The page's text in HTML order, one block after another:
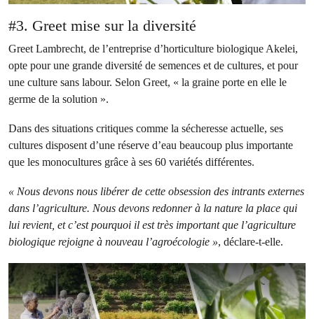
#3. Greet mise sur la diversité
Greet Lambrecht, de l’entreprise d’horticulture biologique Akelei,
opte pour une grande diversité de semences et de cultures, et pour
une culture sans labour. Selon Greet, « la graine porte en elle le
germe de la solution ».
Dans des situations critiques comme la sécheresse actuelle, ses
cultures disposent d’une réserve d’eau beaucoup plus importante
que les monocultures grâce à ses 60 variétés différentes.
« Nous devons nous libérer de cette obsession des intrants externes
dans l’agriculture. Nous devons redonner à la nature la place qui
lui revient, et c’est pourquoi il est très important que l’agriculture
biologique rejoigne à nouveau l’agroécologie », déclare-t-elle.